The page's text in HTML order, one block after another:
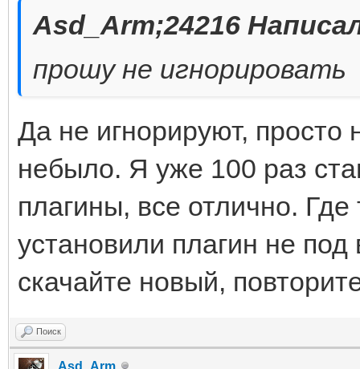
Asd_Arm;24216
прошу не игнорировать
Да не игнорируют, просто
небыло. Я уже 100 раз
плагины, все отлично.
установили плагин не
скачайте новый,
Поиск
Asd_Arm